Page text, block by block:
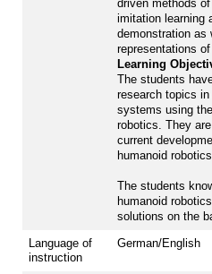
driven methods
imitation learning
demonstration as
representations
Learning
The students
research topics
systems using
robotics. They
current
humanoid robotics.
The students
humanoid
solutions on the
Language of
instruction
German/English